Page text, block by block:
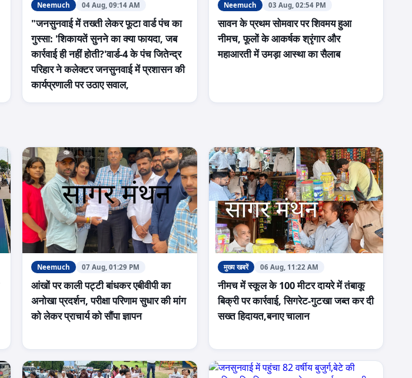
Neemuch 04 Aug, 09:14 AM
"जनसुनवाई में तख्ती लेकर फूटा वार्ड पंच का
गुस्सा: 'शिकायतें सुनने का क्या फायदा, जब
कार्रवाई ही नहीं होती?'वार्ड-4 के पंच जितेन्द्र
परिहार ने कलेक्टर जनसुनवाई में प्रशासन की
कार्यप्रणाली पर उठाए सवाल,
Neemuch 03 Aug, 02:54 PM
सावन के प्रथम सोमवार पर शिवमय हुआ
नीमच, फूलों के आकर्षक श्रृंगार और
महाआरती में उमड़ा आस्था का सैलाब
Neemuch 07 Aug, 01:29 PM
आंखों पर काली पट्टी बांधकर एबीवीपी का
अनोखा प्रदर्शन, परीक्षा परिणाम सुधार की मांग
को लेकर प्राचार्य को सौंपा ज्ञापन
मुख्य खबरें 06 Aug, 11:22 AM
नीमच में स्कूल के 100 मीटर दायरे में तंबाकू
बिक्री पर कार्रवाई, सिगरेट-गुटखा जब्त कर दी
सख्त हिदायत,बनाए चालान